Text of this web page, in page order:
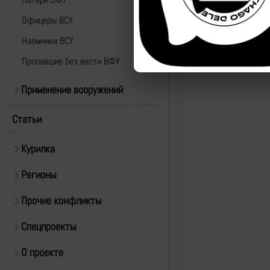
Офицеры ВСУ
Наемники ВСУ
Пропавшие без вести ВФУ
Применение вооружений
Статьи
Курилка
Регионы
Прочие конфликты
Спецпроекты
О проекте